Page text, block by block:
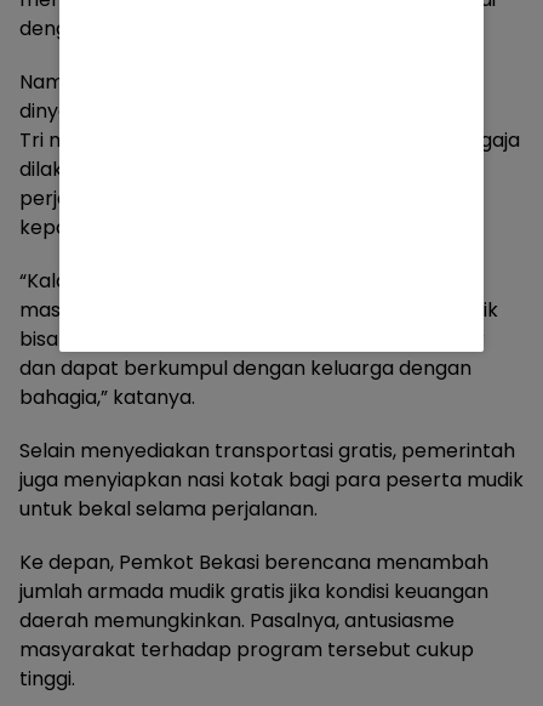
dengan hipertensi.
Namun seluruhnya dalam kondisi terkontrol dan
dinyatakan siap bertugas.
Tri menambahkan, keberangkatan pemudik sengaja
dilakukan pada H-6 sebelum Lebaran agar
perjalanan lebih nyaman dan tidak terjebak
kepadatan arus mudik puncak.
“Kalau melihat peta lalu lintas hari ini, kondisinya
masih biru atau lancar. Harapannya para pemudik
bisa sampai di daerah tujuan dalam kondisi segar
dan dapat berkumpul dengan keluarga dengan
bahagia,” katanya.
Selain menyediakan transportasi gratis, pemerintah
juga menyiapkan nasi kotak bagi para peserta mudik
untuk bekal selama perjalanan.
Ke depan, Pemkot Bekasi berencana menambah
jumlah armada mudik gratis jika kondisi keuangan
daerah memungkinkan. Pasalnya, antusiasme
masyarakat terhadap program tersebut cukup
tinggi.